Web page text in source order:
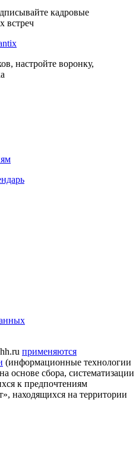
кадровые
встреч
настройте воронку,
применяются
(информационные технологии
основе сбора, систематизации
к предпочтениям
находящихся на территории